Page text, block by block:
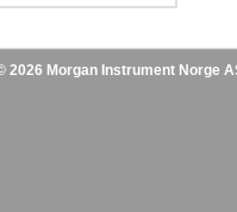
2026 Morgan Instrument Norge